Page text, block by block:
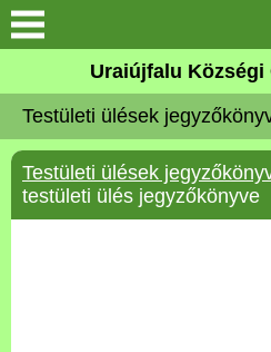
Köszöntő
Elérhetőségek
Uraiújfalu
Uraiújfalu Községi
Testületi ülések
Testületi ülések
testületi ülés jegyzőkönyve